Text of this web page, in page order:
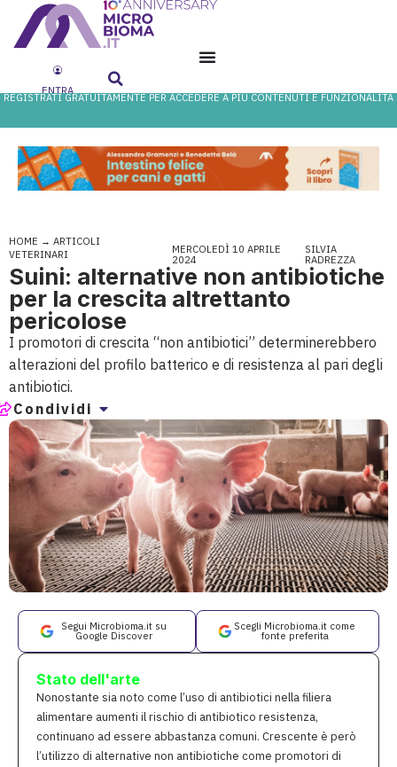
ENTRA
REGISTRATI GRATUITAMENTE PER ACCEDERE A PIÙ CONTENUTI E FUNZIONALITÀ
HOME → ARTICOLI
VETERINARI
MERCOLEDÌ 10 APRILE
2024
SILVIA
RADREZZA
Suini: alternative non antibiotiche
per la crescita altrettanto
pericolose
I promotori di crescita “non antibiotici” determinerebbero
alterazioni del profilo batterico e di resistenza al pari degli
antibiotici.
Condividi
Segui Microbioma.it su
Google Discover
Scegli Microbioma.it come
fonte preferita
Stato dell'arte
Nonostante sia noto come l’uso di antibiotici nella filiera
alimentare aumenti il rischio di antibiotico resistenza,
continuano ad essere abbastanza comuni. Crescente è però
l’utilizzo di alternative non antibiotiche come promotori di